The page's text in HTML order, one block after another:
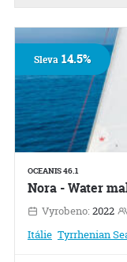
OCEANIS 46.1
Nora - Water
Vyrobeno: 2022
Itálie Tyrrhenian
Sleva14.5%